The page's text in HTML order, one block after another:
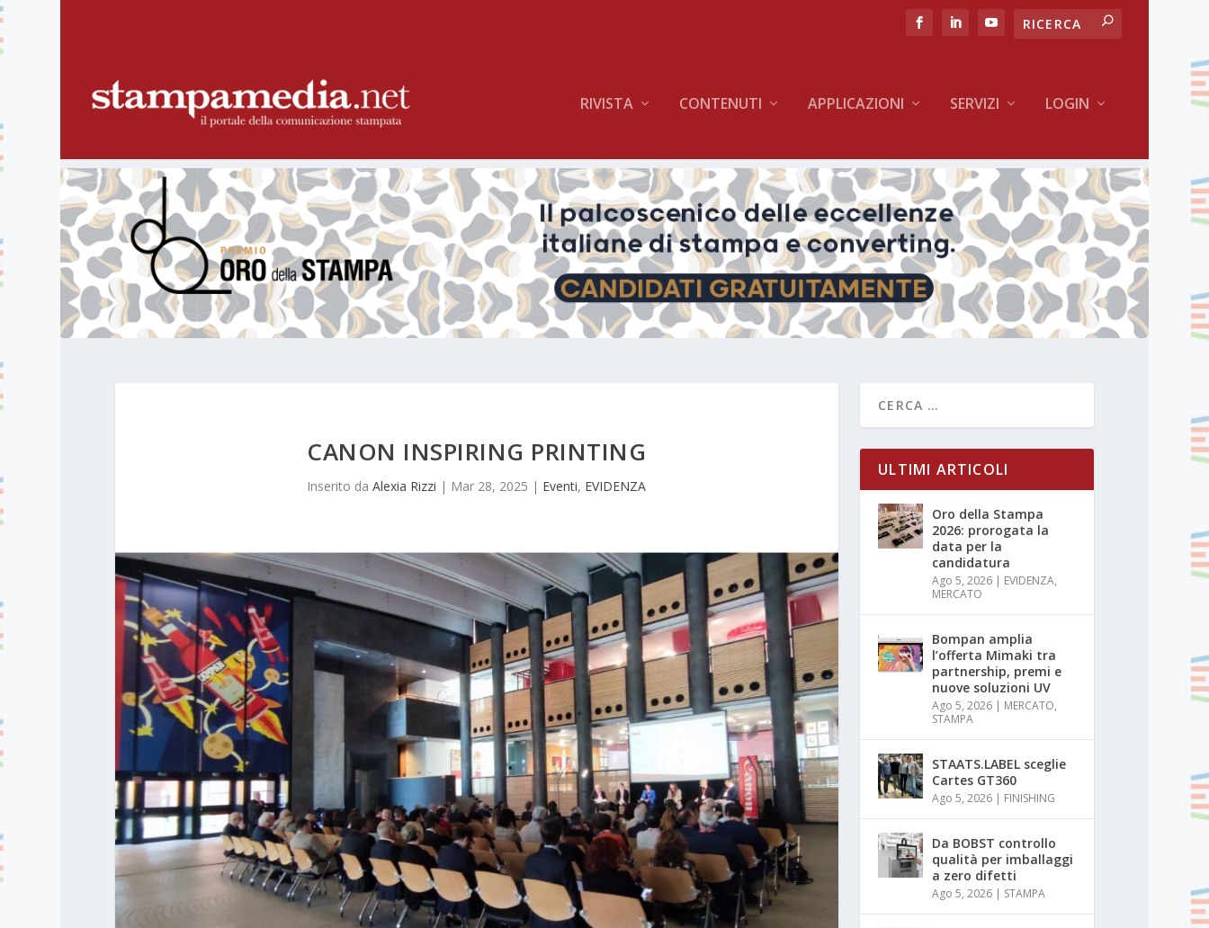
RIVISTA CONTENUTI APPLICAZIONI SERVIZI LOGIN
CANON INSPIRING PRINTING
Inserito daAlexia Rizzi | Mar 28, 2025 | Eventi, EVIDENZA
ULTIMI ARTICOLI
Oro della Stampa
2026: prorogata la
data per la
candidatura
Ago 5, 2026 | EVIDENZA,
MERCATO
Bompan amplia
l’offerta Mimaki tra
partnership, premi e
nuove soluzioni UV
Ago 5, 2026 | MERCATO,
STAMPA
STAATS.LABEL sceglie
Cartes GT360
Ago 5, 2026 | FINISHING
Da BOBST controllo
qualità per imballaggi
a zero difetti
Ago 5, 2026 | STAMPA